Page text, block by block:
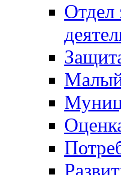
Отдел
Малый